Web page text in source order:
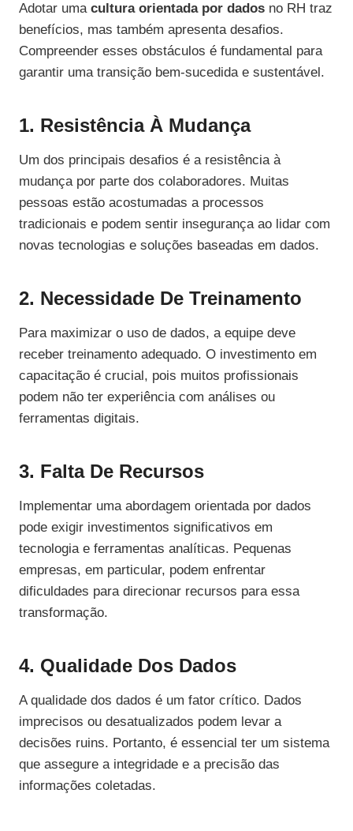
Adotar uma cultura orientada por dados no RH traz
benefícios, mas também apresenta desafios.
Compreender esses obstáculos é fundamental para
garantir uma transição bem-sucedida e sustentável.
1. Resistência À Mudança
Um dos principais desafios é a resistência à
mudança por parte dos colaboradores. Muitas
pessoas estão acostumadas a processos
tradicionais e podem sentir insegurança ao lidar com
novas tecnologias e soluções baseadas em dados.
2. Necessidade De Treinamento
Para maximizar o uso de dados, a equipe deve
receber treinamento adequado. O investimento em
capacitação é crucial, pois muitos profissionais
podem não ter experiência com análises ou
ferramentas digitais.
3. Falta De Recursos
Implementar uma abordagem orientada por dados
pode exigir investimentos significativos em
tecnologia e ferramentas analíticas. Pequenas
empresas, em particular, podem enfrentar
dificuldades para direcionar recursos para essa
transformação.
4. Qualidade Dos Dados
A qualidade dos dados é um fator crítico. Dados
imprecisos ou desatualizados podem levar a
decisões ruins. Portanto, é essencial ter um sistema
que assegure a integridade e a precisão das
informações coletadas.